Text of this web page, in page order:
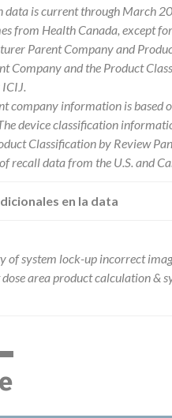
data is current through March
from Health Canada, except
Parent Company and
Company and the Product
company information is based
device classification
Classification by Review
recall data from the U.S. and
en la data
of system lock-up incorrect
area product calculation &